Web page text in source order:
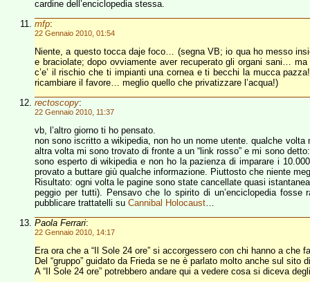
cardine dell’enciclopedia stessa.
mfp:
22 Gennaio 2010, 01:54
Niente, a questo tocca daje foco… (segna VB; io qua ho messo
e braciolate; dopo ovviamente aver recuperato gli organi sani…
c’e’ il rischio che ti impianti una cornea e ti becchi la mucca
ricambiare il favore… meglio quello che privatizzare l’acqua!)
rectoscopy:
22 Gennaio 2010, 11:37
vb, l’altro giorno ti ho pensato.
non sono iscritto a wikipedia, non ho un nome utente. qualche
altra volta mi sono trovato di fronte a un “link rosso” e mi sono
sono esperto di wikipedia e non ho la pazienza di imparare i
provato a buttare giù qualche informazione. Piuttosto che niente
Risultato: ogni volta le pagine sono state cancellate quasi
peggio per tutti). Pensavo che lo spirito di un’enciclopedia
pubblicare trattatelli su Cannibal Holocaust…
Paola Ferrari:
22 Gennaio 2010, 14:17
Era ora che a “Il Sole 24 ore” si accorgessero con chi hanno a che
Del “gruppo” guidato da Frieda se ne è parlato molto anche sul sito
A “Il Sole 24 ore” potrebbero andare qui a vedere cosa si diceva